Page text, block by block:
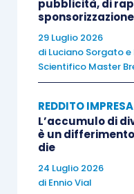
alcun servizio,
lo stesso costo a
fornitore terzo
Va sottolineato
emerge che la
basata sul fatto
daservice provider
stesso gruppo,
supporto in
pubblicità, di
sponsorizzazione
29 Luglio 2026
di Luciano Sorgatoe
Scientifico Master
REDDITO
L’accumulo di
è un
die
24 Luglio 2026
di Ennio Vial